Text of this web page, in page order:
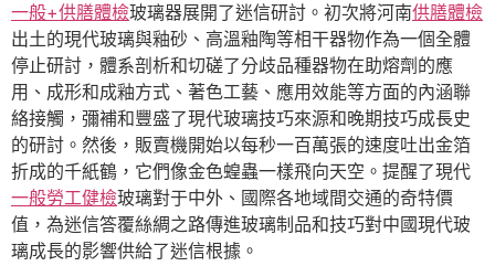
一般+供膳體檢玻璃器展開了迷信研討。初次將河南供膳體檢
出土的現代玻璃與釉砂、高溫釉陶等相干器物作為一個全體
停止研討，體系剖析和切磋了分歧品種器物在助熔劑的應
用、成形和成釉方式、著色工藝、應用效能等方面的內涵聯
絡接觸，彌補和豐盛了現代玻璃技巧來源和晚期技巧成長史
的研討。然後，販賣機開始以每秒一百萬張的速度吐出金箔
折成的千紙鶴，它們像金色蝗蟲一樣飛向天空。提醒了現代
一般勞工健檢玻璃對于中外、國際各地域間交通的奇特價
值，為迷信答覆絲綢之路傳進玻璃制品和技巧對中國現代玻
璃成長的影響供給了迷信根據。